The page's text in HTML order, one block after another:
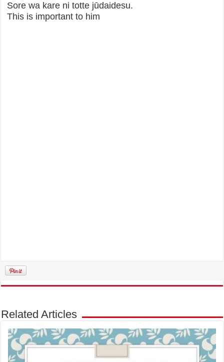
Sore wa kare ni totte jūdaidesu.
This is important to him
Related Articles